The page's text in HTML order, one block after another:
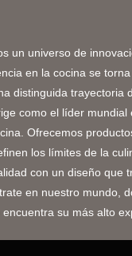
un universo de
en la cocina se torna
distinguida trayectoria
como el líder mundial
Ofrecemos
los límites de la
con un diseño que
en nuestro mundo,
su más alto